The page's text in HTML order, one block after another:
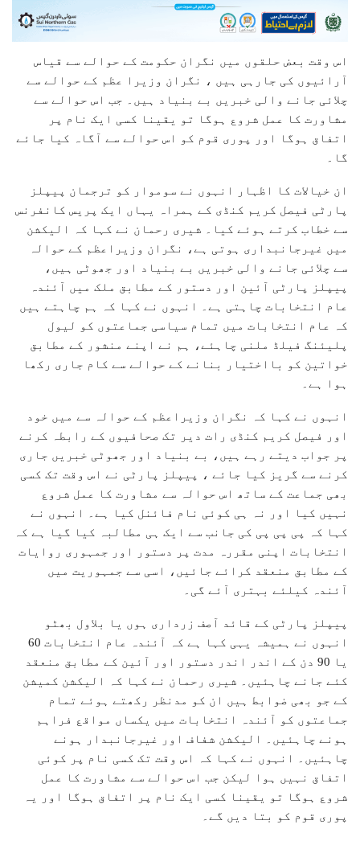
اس وقت بعض حلقوں میں نگران حکومت کے حوالے سے قیاس
آرائیوں کی جارہی ہیں ، نگران وزیرا عظم کے حوالے سے
چلائی جانے والی خبریں بے بنیاد ہیں۔ جب اس حوالے سے
مشاورت کا عمل شروع ہوگا تو یقینا کسی ایک نام پر
اتفاق ہوگا اور پوری قوم کو اس حوالے سے آگاہ کیا جائے
گا۔
ان خیالات کا اظہار انہوں نے سوموار کو ترجمان پیپلز
پارٹی فیصل کریم کنڈی کے ہمراہ یہاں ایک پریس کانفرنس
سے خطاب کرتے ہوئے کیا۔ شیری رحمان نے کہا کہ الیکشن
میں غیرجانبداری ہوتی ہے، نگران وزیراعظم کے حوالہ
سے چلائی جانے والی خبریں بے بنیاد اور جھوٹی ہیں،
پیپلز پارٹی آئین اور دستور کے مطابق ملک میں آئندہ
عام انتخابات چاہتی ہے۔ انہوں نے کہا کہ ہم چاہتے ہیں
کہ عام انتخابات میں تمام سیاسی جماعتوں کو لیول
پلیئنگ فیلڈ ملنی چاہئے، ہم نے اپنے منشور کے مطابق
خواتین کو بااختیار بنانے کے حوالے سے کام جاری رکھا
ہوا ہے۔
انہوں نے کہا کہ نگران وزیراعظم کے حوالہ سے میں خود
اور فیصل کریم کنڈی رات دیر تک صحافیوں کے رابطہ کرنے
پر جواب دیتے رہے ہیں، بے بنیاد اور جھوٹی خبریں جاری
کرنے سے گریز کیا جائے ، پیپلز پارٹی نے اس وقت تک کسی
بھی جماعت کے ساتھ اس حوالہ سے مشاورت کا عمل شروع
نہیں کیا اور نہ ہی کوئی نام فائنل کیا ہے۔ انہوں نے
کہا کہ پی پی پی کی جانب سے ایک ہی مطالبہ کیا گیا ہے کہ
انتخابات اپنی مقررہ مدت پر دستور اور جمہوری روایات
کے مطابق منعقد کرائے جائیں، اسی سے جمہوریت میں
آئندہ کیلئے بہتری آئے گی۔
پیپلز پارٹی کے قائد آصف زرداری ہوں یا بلاول بھٹو
انہوں نے ہمیشہ یہی کہا ہے کہ آئندہ عام انتخابات 60
یا 90 دن کے اندر اندر دستور اور آئین کے مطابق منعقد
کئے جانے چاہئیں۔ شیری رحمان نے کہا کہ الیکشن کمیشن
کے جو بھی ضوابط ہیں ان کو مدنظر رکھتے ہوئے تمام
جماعتوں کو آئندہ انتخابات میں یکساں مواقع فراہم
ہونے چاہئیں۔ الیکشن شفاف اور غیرجانبدار ہونے
چاہئیں۔ انہوں نے کہا کہ اس وقت تک کسی نام پر کوئی
اتفاق نہیں ہوا لیکن جب اس حوالے سے مشاورت کا عمل
شروع ہوگا تو یقینا کسی ایک نام پر اتفاق ہوگا اور یہ
پوری قوم کو بتا دیں گے۔